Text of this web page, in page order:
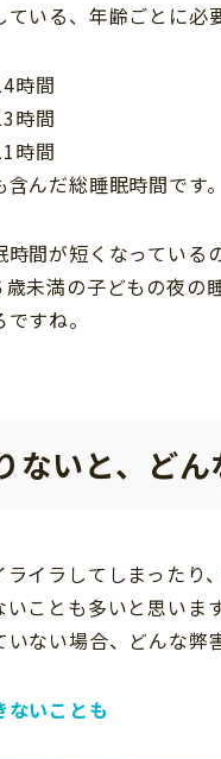
いる、年齢ごとに必
時間
時間
時間
んだ総睡眠時間です。
間が短くなっている
未満の子どもの夜
すね。
ないと、どん
イラしてしまったり
ことも多いと思いま
ない場合、どんな弊
いことも